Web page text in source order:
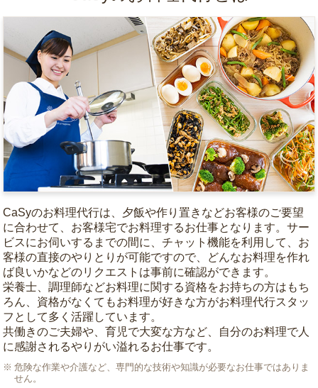
CaSyのお料理代行は、夕飯や作り置きなどお客様のご要望
に合わせて、お客様宅でお料理するお仕事となります。サー
ビスにお伺いするまでの間に、チャット機能を利用して、お
客様の直接のやりとりが可能ですので、どんなお料理を作れ
ば良いかなどのリクエストは事前に確認ができます。
栄養士、調理師などお料理に関する資格をお持ちの方はもち
ろん、資格がなくてもお料理が好きな方がお料理代行スタッ
フとして多く活躍しています。
共働きのご夫婦や、育児で大変な方など、自分のお料理で人
に感謝されるやりがい溢れるお仕事です。
危険な作業や介護など、専門的な技術や知識が必要なお仕事ではありま
せん。